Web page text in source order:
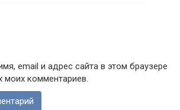
email и адрес сайта в этом браузере
комментариев.